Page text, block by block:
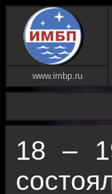
www.imbp.ru
18 –